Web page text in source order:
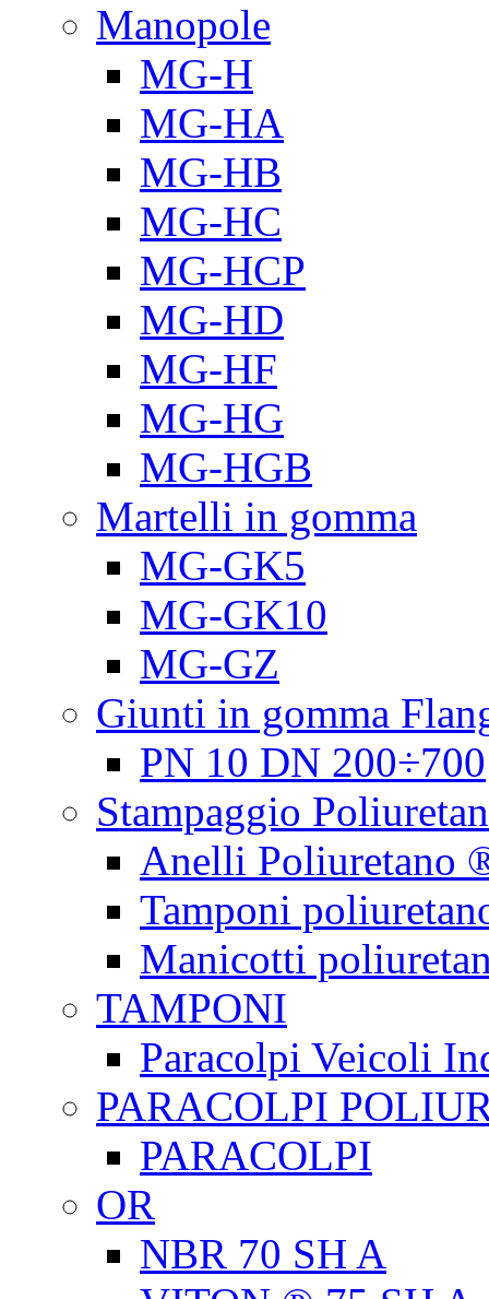
Manopole
MG-H
MG-HA
MG-HB
MG-HC
MG-HCP
MG-HD
MG-HF
MG-HG
MG-HGB
Martelli in gomma
MG-GK5
MG-GK10
MG-GZ
Giunti in gomma
PN 10 DN 200÷700
Stampaggio
Anelli Poliuretano
Tamponi
Manicotti
TAMPONI
Paracolpi Veicoli
PARACOLPI
PARACOLPI
OR
NBR 70 SH A